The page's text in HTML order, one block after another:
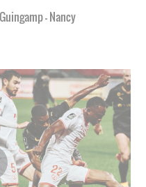
- Nancy